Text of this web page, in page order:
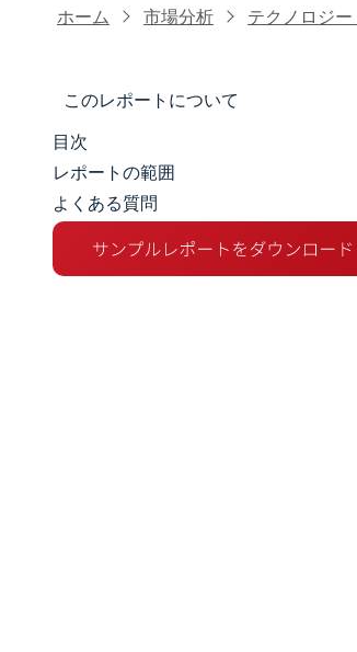
ホーム 市場分析 テクノロジ
このレポートについて
マーケットスナップショット
市場概要
主な市場動向
目次
レポートの範囲
よくある質問